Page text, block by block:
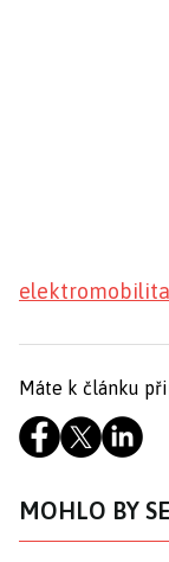
elektromobilita
Máte k článku
MOHLO BY